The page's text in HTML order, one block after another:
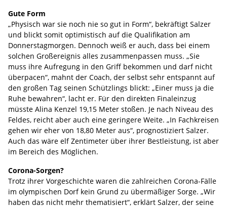
Gute Form
„Physisch war sie noch nie so gut in Form“, bekräftigt Salzer
und blickt somit optimistisch auf die Qualifikation am
Donnerstagmorgen. Dennoch weiß er auch, dass bei einem
solchen Großereignis alles zusammenpassen muss. „Sie
muss ihre Aufregung in den Griff bekommen und darf nicht
überpacen“, mahnt der Coach, der selbst sehr entspannt auf
den großen Tag seinen Schützlings blickt: „Einer muss ja die
Ruhe bewahren“, lacht er. Für den direkten Finaleinzug
müsste Alina Kenzel 19,15 Meter stoßen. Je nach Niveau des
Feldes, reicht aber auch eine geringere Weite. „In Fachkreisen
gehen wir eher von 18,80 Meter aus“, prognostiziert Salzer.
Auch das wäre elf Zentimeter über ihrer Bestleistung, ist aber
im Bereich des Möglichen.
Corona-Sorgen?
Trotz ihrer Vorgeschichte waren die zahlreichen Corona-Fälle
im olympischen Dorf kein Grund zu übermäßiger Sorge. „Wir
haben das nicht mehr thematisiert“, erklärt Salzer, der seine